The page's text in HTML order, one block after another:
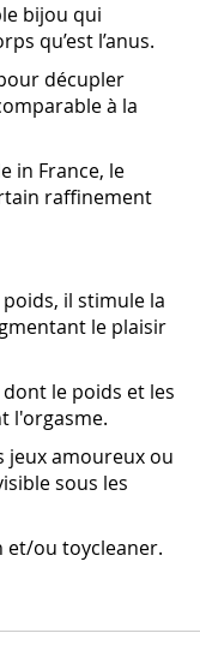
bijou qui
qu’est l’anus.
décupler
à la
in France, le
raffinement
il stimule la
le plaisir
le poids et les
l'orgasme.
jeux amoureux ou
sous les
et/ou toycleaner.